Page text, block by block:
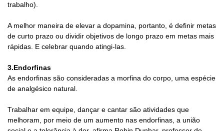
trabalho).
A melhor maneira de elevar a dopamina, portanto, é definir metas
de curto prazo ou dividir objetivos de longo prazo em metas mais
rápidas. E celebrar quando atingi-las.
3.Endorfinas
As endorfinas são consideradas a morfina do corpo, uma espécie
de analgésico natural.
Trabalhar em equipe, dançar e cantar são atividades que
melhoram, por meio de um aumento nas endorfinas, a união